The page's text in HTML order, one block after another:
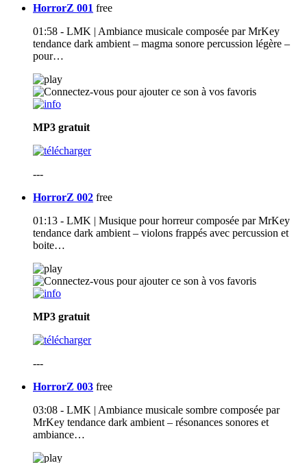
HorrorZ 001 free
01:58 - LMK | Ambiance musicale composée par MrKey
tendance dark ambient – magma sonore percussion légère –
pour…
MP3 gratuit
---
HorrorZ 002 free
01:13 - LMK | Musique pour horreur composée par MrKey
tendance dark ambient – violons frappés avec percussion et
boite…
MP3 gratuit
---
HorrorZ 003 free
03:08 - LMK | Ambiance musicale sombre composée par
MrKey tendance dark ambient – résonances sonores et
ambiance…